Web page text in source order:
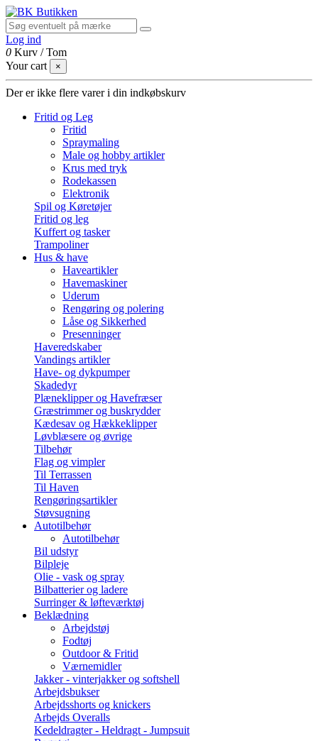
Log ind
0 Kurv /Tom
Your cart
×
Der er ikke flere varer i din indkøbskurv
Fritid og Leg
Fritid
Spraymaling
Male og hobby artikler
Krus med tryk
Rodekassen
Elektronik
Spil og Køretøjer
Fritid og leg
Kuffert og tasker
Trampoliner
Hus & have
Haveartikler
Havemaskiner
Uderum
Rengøring og polering
Låse og Sikkerhed
Presenninger
Haveredskaber
Vandings artikler
Have- og dykpumper
Skadedyr
Plæneklipper og Havefræser
Græstrimmer og buskrydder
Kædesav og Hækkeklipper
Løvblæsere og øvrige
Tilbehør
Flag og vimpler
Til Terrassen
Til Haven
Rengøringsartikler
Støvsugning
Autotilbehør
Autotilbehør
Bil udstyr
Bilpleje
Olie - vask og spray
Bilbatterier og ladere
Surringer & løfteværktøj
Beklædning
Arbejdstøj
Fodtøj
Outdoor & Fritid
Værnemidler
Jakker - vinterjakker og softshell
Arbejdsbukser
Arbejdsshorts og knickers
Arbejds Overalls
Kedeldragter - Heldragt - Jumpsuit